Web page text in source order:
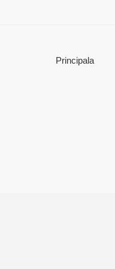
Principala